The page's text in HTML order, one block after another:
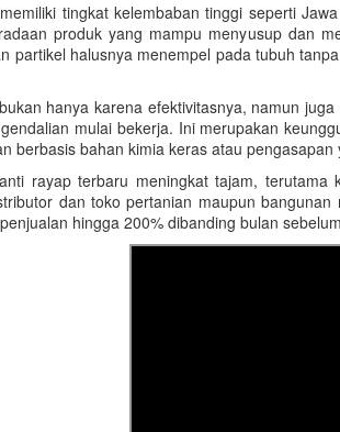
tingkat kelembaban tinggi seperti
produk yang mampu menyusup dan
partikel halusnya menempel pada tubuh
hanya karena efektivitasnya, namun
mulai bekerja. Ini merupakan
berbasis bahan kimia keras atau
rayap terbaru meningkat tajam,
dan toko pertanian maupun
hingga 200% dibanding bulan